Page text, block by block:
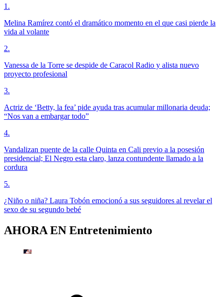
1 .
Melina Ramírez contó el dramático momento en el que casi pierde la
vida al volante
2.
Vanessa de la Torre se despide de Caracol Radio y alista nuevo
proyecto profesional
3.
Actriz de ‘Betty, la fea’ pide ayuda tras acumular millonaria deuda;
“Nos van a embargar todo”
4.
Vandalizan puente de la calle Quinta en Cali previo a la posesión
presidencial; El Negro esta claro, lanza contundente llamado a la
cordura
5.
¿Niño o niña? Laura Tobón emocionó a sus seguidores al revelar el
sexo de su segundo bebé
AHORA EN Entretenimiento